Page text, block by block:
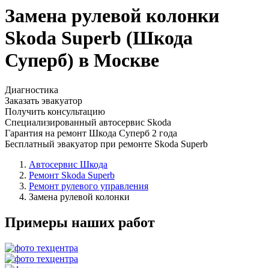
Замена рулевой колонки
Skoda Superb (Шкода
Суперб) в Москве
Диагностика
Заказать эвакуатор
Получить консультацию
Специализированный автосервис Skoda
Гарантия на ремонт Шкода Суперб 2 года
Бесплатный эвакуатор при ремонте Skoda Superb
Автосервис Шкода
Ремонт Skoda Superb
Ремонт рулевого управления
Замена рулевой колонки
Примеры наших работ